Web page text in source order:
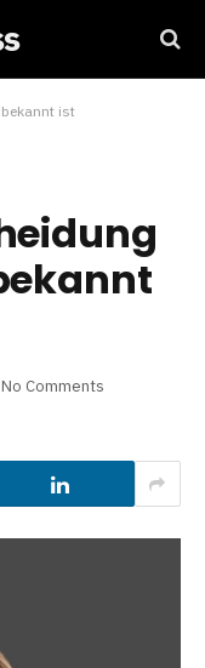
ist
No Comments